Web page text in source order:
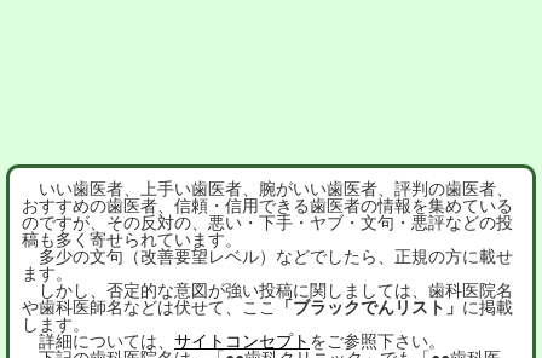
いい歯医者、上手い歯医者、腕がいい歯医者、評判の歯医者、
おすすめの歯医者、信頼・信用できる歯医者の情報を集めている
のですが、その反対の、悪い・下手・ヤブ・文句・悪評などの投
稿も多く寄せられています。
多少の文句（改善要望レベル）などでしたら、正規の方に載せ
ます。
しかし、否定的な意図が強い投稿に関しましては、歯科医院名
や歯科医師名などは伏せて、ここ
「ブラックでんリスト」 に掲載
します。
詳細については、 サイトコンセプト をご参照下さい。